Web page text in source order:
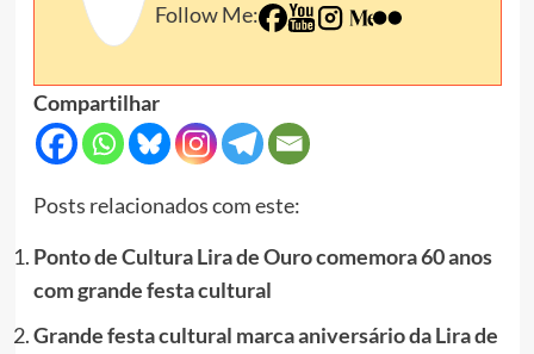
Follow Me:
Compartilhar
Posts relacionados com este:
Ponto de Cultura Lira de Ouro comemora 60 anos
com grande festa cultural
Grande festa cultural marca aniversário da Lira de